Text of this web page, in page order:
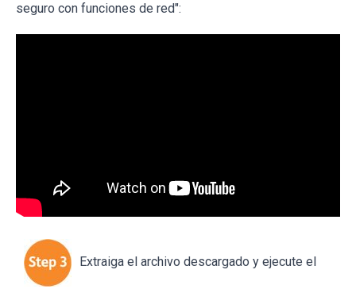
seguro con funciones de red":
Extraiga el archivo descargado y ejecute el